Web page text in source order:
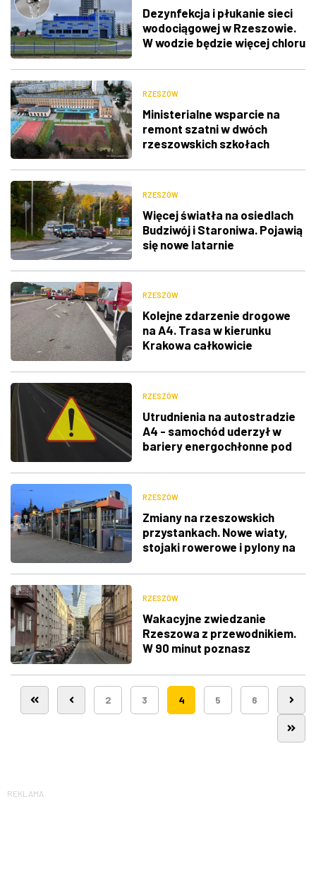
Dezynfekcja i płukanie sieci
wodociągowej w Rzeszowie.
W wodzie będzie więcej chloru
RZESZÓW
Ministerialne wsparcie na
remont szatni w dwóch
rzeszowskich szkołach
RZESZÓW
Więcej światła na osiedlach
Budziwój i Staroniwa. Pojawią
się nowe latarnie
RZESZÓW
Kolejne zdarzenie drogowe
na A4. Trasa w kierunku
Krakowa całkowicie
RZESZÓW
Utrudnienia na autostradzie
A4 - samochód uderzył w
bariery energochłonne pod
RZESZÓW
Zmiany na rzeszowskich
przystankach. Nowe wiaty,
stojaki rowerowe i pylony na
RZESZÓW
Wakacyjne zwiedzanie
Rzeszowa z przewodnikiem.
W 90 minut poznasz
Śródmieścia
2 3 4 5 6
REKLAMA